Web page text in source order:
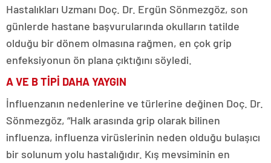
Hastalıkları Uzmanı Doç. Dr. Ergün Sönmezgöz, son
günlerde hastane başvurularında okulların tatilde
olduğu bir dönem olmasına rağmen, en çok grip
enfeksiyonun ön plana çıktığını söyledi.
A VE B TİPİ DAHA YAYGIN
İnfluenzanın nedenlerine ve türlerine değinen Doç. Dr.
Sönmezgöz, “Halk arasında grip olarak bilinen
influenza, influenza virüslerinin neden olduğu bulaşıcı
bir solunum yolu hastalığıdır. Kış mevsiminin en